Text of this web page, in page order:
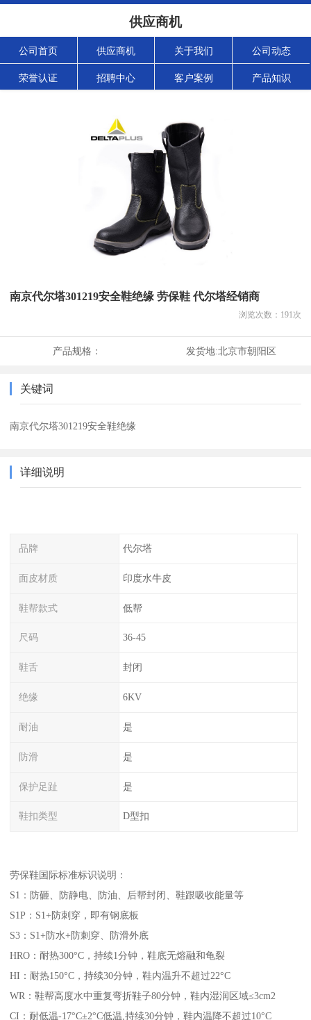
供应商机
公司首页 供应商机 关于我们 公司动态
荣誉认证 招聘中心 客户案例 产品知识
南京代尔塔301219安全鞋绝缘 劳保鞋 代尔塔经销商
浏览次数： 191次
产品规格： 发货地:北京市朝阳区
关键词
南京代尔塔301219安全鞋绝缘
详细说明
品牌 代尔塔
面皮材质 印度水牛皮
鞋帮款式 低帮
尺码 36-45
鞋舌 封闭
绝缘 6KV
耐油 是
防滑 是
保护足趾 是
鞋扣类型 D型扣
劳保鞋国际标准标识说明：
S1：防砸、防静电、防油、后帮封闭、鞋跟吸收能量等
S1P：S1+防刺穿，即有钢底板
S3：S1+防水+防刺穿、防滑外底
HRO：耐热300°C，持续1分钟，鞋底无熔融和龟裂
HI：耐热150°C，持续30分钟，鞋内温升不超过22°C
WR：鞋帮高度水中重复弯折鞋子80分钟，鞋内湿润区域≤3cm2
CI：耐低温-17°C±2°C低温,持续30分钟，鞋内温降不超过10°C